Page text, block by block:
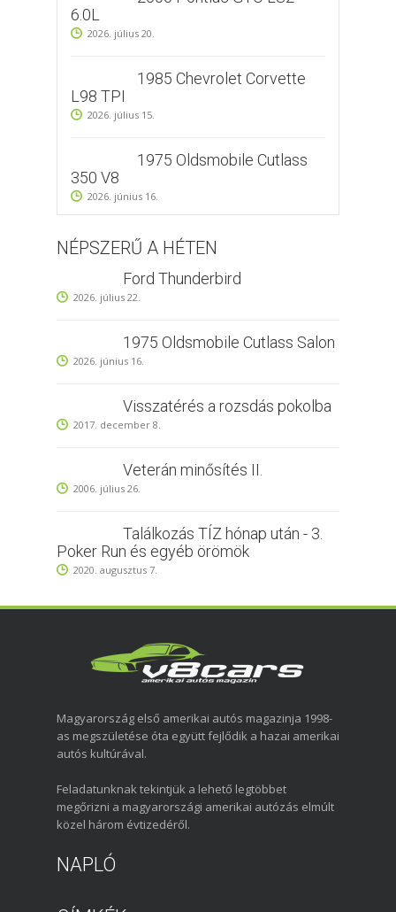
6.0L
2026. július 20.
1985 Chevrolet Corvette
L98 TPI
2026. július 15.
1975 Oldsmobile Cutlass
350 V8
2026. június 16.
NÉPSZERŰ A HÉTEN
Ford Thunderbird
2026. július 22.
1975 Oldsmobile Cutlass Salon
2026. június 16.
Visszatérés a rozsdás pokolba
2017. december 8.
Veterán minősítés II.
2006. július 26.
Találkozás TÍZ hónap után - 3.
Poker Run és egyéb örömök
2020. augusztus 7.
Magyarország első amerikai autós magazinja 1998-
as megszületése óta együtt fejlődik a hazai amerikai
autós kultúrával.
Feladatunknak tekintjük a lehető legtöbbet
megőrizni a magyarországi amerikai autózás elmúlt
közel három évtizedéről.
NAPLÓ